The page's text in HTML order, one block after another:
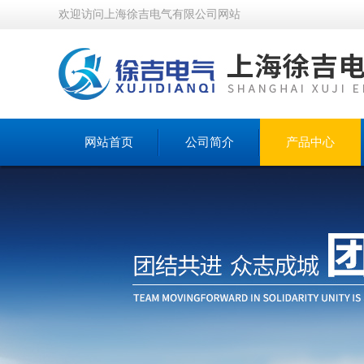
欢迎访问上海徐吉电气有限公司网站
网站首页 公司简介 产品中心